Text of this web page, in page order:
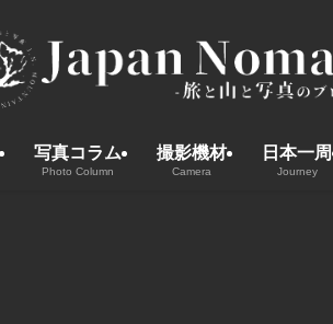
写真コラム
Photo Column
撮影機材
Camera
日本一周
Journey